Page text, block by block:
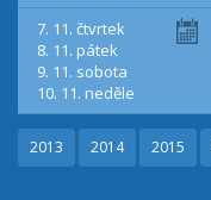
7. 11. čtvrtek
8. 11. pátek
9. 11. sobota
10. 11. neděle
2013 2014 2015